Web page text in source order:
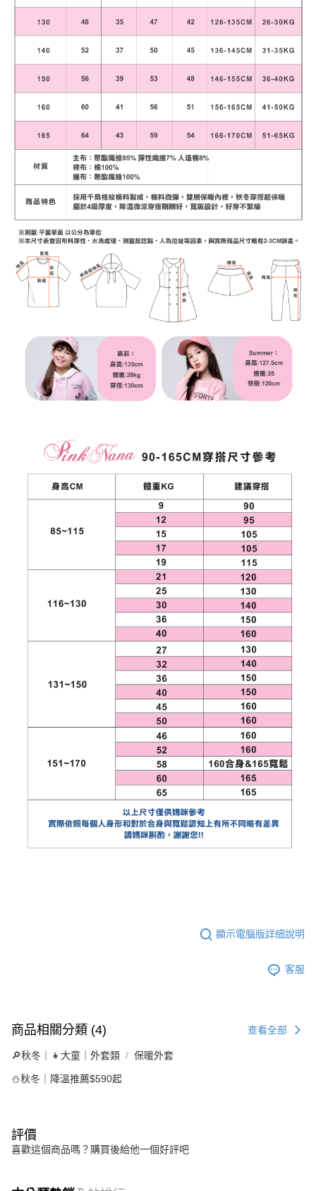
顯示電腦版詳細說明
客服
商品相關分類 (4) 查看全部
🔎秋冬｜👧大童｜外套類 保暖外套
⛄秋冬｜降溫推薦$590起
評價
喜歡這個商品嗎？購買後給他一個好評吧